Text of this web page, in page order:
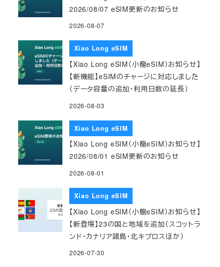
2026/08/07 eSIM更新のお知らせ
2026-08-07
Xiao Long eSIM
【Xiao Long eSIM（小龍eSIM）お知らせ】
【新機能】eSIMのチャージに対応しました
（データ容量の追加・利用日数の延長）
2026-08-03
Xiao Long eSIM
【Xiao Long eSIM（小龍eSIM）お知らせ】
2026/08/01 eSIM更新のお知らせ
2026-08-01
Xiao Long eSIM
【Xiao Long eSIM（小龍eSIM）お知らせ】
【新登場】23の国と地域を追加（スコットラ
ンド・カナリア諸島・北キプロスほか）
2026-07-30